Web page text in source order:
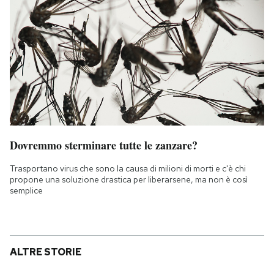
Dovremmo sterminare tutte le zanzare?
Trasportano virus che sono la causa di milioni di morti e c'è chi
propone una soluzione drastica per liberarsene, ma non è così
semplice
ALTRE STORIE